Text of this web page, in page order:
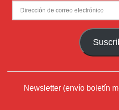
Dirección
de
Newsletter (envío boletín